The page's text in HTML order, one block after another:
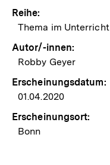
Reihe:
Thema im Unterricht
Autor/-innen:
Robby Geyer
Erscheinungsdatum:
01.04.2020
Erscheinungsort:
Bonn